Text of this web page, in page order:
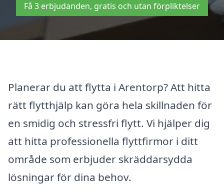
Få 3 erbjudanden, gratis och utan förpliktelser
Planerar du att flytta i Arentorp? Att hitta
rätt flytthjälp kan göra hela skillnaden för
en smidig och stressfri flytt. Vi hjälper dig
att hitta professionella flyttfirmor i ditt
område som erbjuder skräddarsydda
lösningar för dina behov.